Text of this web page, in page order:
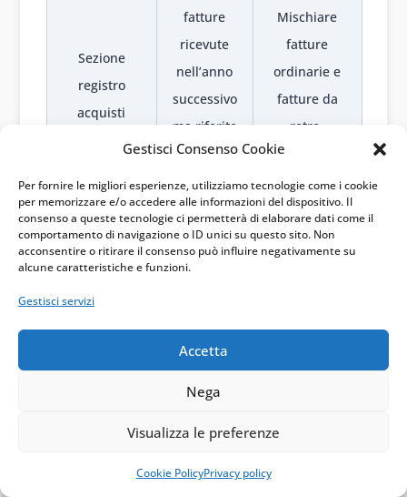
Gestisci Consenso Cookie
Per fornire le migliori esperienze, utilizziamo tecnologie come i cookie
per memorizzare e/o accedere alle informazioni del dispositivo. Il
consenso a queste tecnologie ci permetterà di elaborare dati come il
comportamento di navigazione o ID unici su questo sito. Non
acconsentire o ritirare il consenso può influire negativamente su
alcune caratteristiche e funzioni.
Gestisci servizi
Accetta
Nega
Visualizza le preferenze
Cookie PolicyPrivacy policy
Sezione
registro
acquisti
fatture
ricevute
nell’anno
successivo
ma riferite
all’anno
precedente
Mischiare
fatture
ordinarie e
fatture da
retro-
imputare
Pro-rata e
Applica le
quando il
sorto
Usare le
percentuali
senza